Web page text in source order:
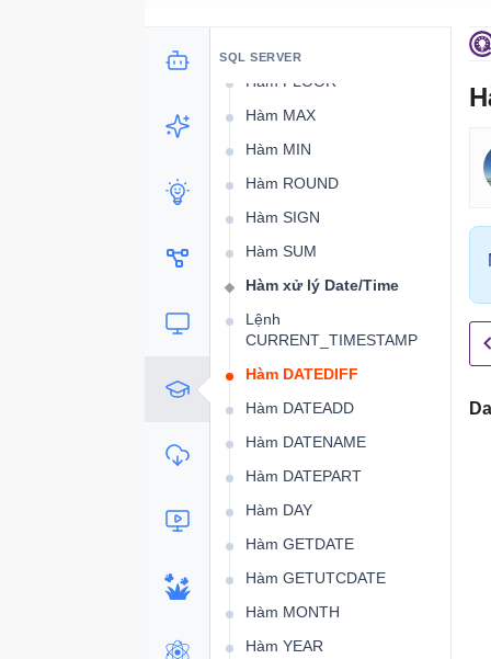
SQL SERVER
Hàm FLOOR
Hàm MAX
Hàm MIN
Hàm ROUND
Hàm SIGN
Hàm SUM
Hàm xử lý Date/Time
Lệnh
CURRENT_TIMESTAMP
Hàm DATEDIFF
Hàm DATEADD
Hàm DATENAME
Hàm DATEPART
Hàm DAY
Hàm GETDATE
Hàm GETUTCDATE
Hàm MONTH
Hàm YEAR